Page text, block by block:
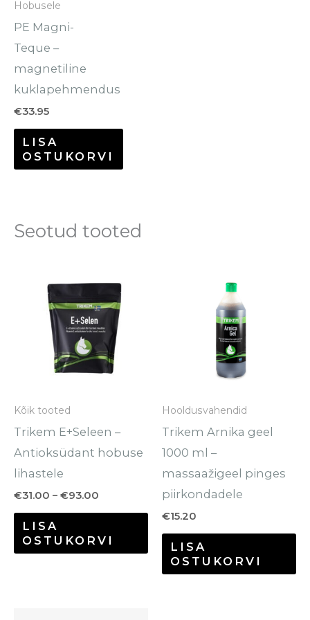
Hobusele
PE Magni-
Teque –
magnetiline
kuklapehmendus
€33.95
LISA
OSTUKORVI
Seotud tooted
Kõik tooted
Trikem E+Seleen –
Antioksüdant hobuse
lihastele
€31.00 – €93.00
kuni
€93.00
LISA
OSTUKORVI
teha
tootelehel.
Hooldusvahendid
Trikem Arnika geel
1000 ml –
massaažigeel pinges
piirkondadele
€15.20
LISA
OSTUKORVI